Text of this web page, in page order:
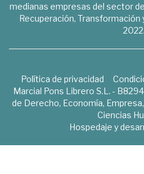
medianas empresas del sector
Recuperación, Transformación
2022.
Política de privacidad
Marcial Pons Librero S.L. -
de Derecho, Economía,
Ciencias
Hospedaje y